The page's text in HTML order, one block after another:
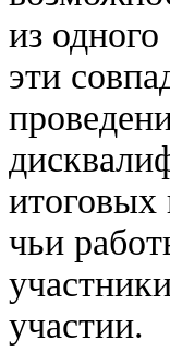
из
эти
итоговых
чьи
участии.